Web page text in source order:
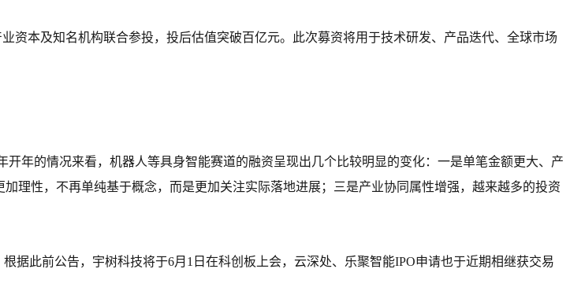
资本及知名机构联合参投，投后估值突破百亿元。此次募资将用于技术研发、产品迭代、全球市场
年的情况来看，机器人等具身智能赛道的融资呈现出几个比较明显的变化：一是单笔金额更大、产
理性，不再单纯基于概念，而是更加关注实际落地进展；三是产业协同属性增强，越来越多的投资
据此前公告，宇树科技将于6月1日在科创板上会，云深处、乐聚智能IPO申请也于近期相继获交易